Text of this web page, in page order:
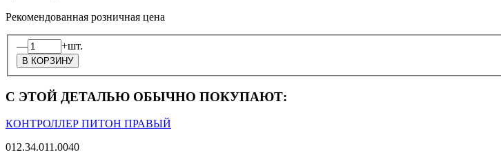
Рекомендованная розничная цена
— +шт.
С ЭТОЙ ДЕТАЛЬЮ ОБЫЧНО ПОКУПАЮТ:
КОНТРОЛЛЕР ПИТОН ПРАВЫЙ
012.34.011.0040